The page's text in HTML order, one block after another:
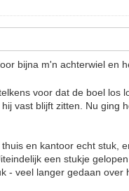
bijna m'n achterwiel en
voor dat de boel los
vast blijft zitten. Nu ging
en kantoor echt stuk,
een stukje
- veel langer gedaan over